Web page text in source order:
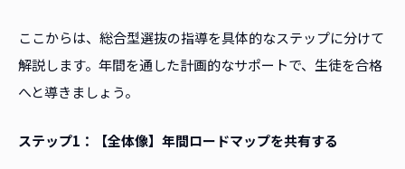
ここからは、総合型選抜の指導を具体的なステップに分けて
解説します。年間を通した計画的なサポートで、生徒を合格
へと導きましょう。
ステップ1：【全体像】年間ロードマップを共有する